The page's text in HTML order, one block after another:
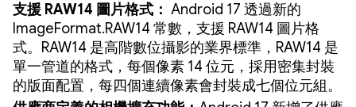
支援 RAW14 圖片格式： Android 17 透過新的
ImageFormat.RAW14 常數，支援 RAW14 圖片格
式。RAW14 是高階數位攝影的業界標準，RAW14 是
單一管道的格式，每個像素 14 位元，採用密集封裝
的版面配置，每四個連續像素會封裝成七個位元組。